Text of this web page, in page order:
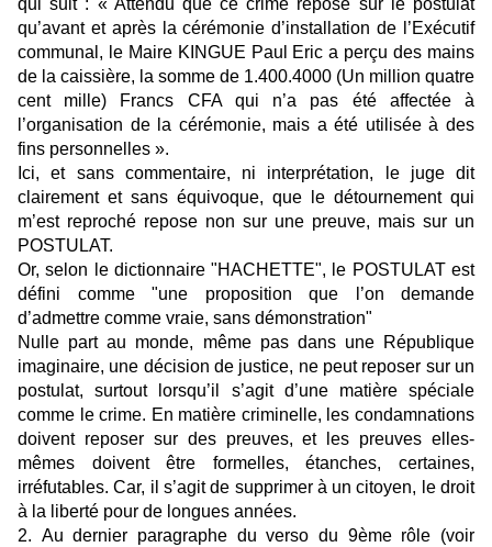
qui suit : « Attendu que ce crime repose sur le postulat
qu’avant et après la cérémonie d’installation de l’Exécutif
communal, le Maire KINGUE Paul Eric a perçu des mains
de la caissière, la somme de 1.400.4000 (Un million quatre
cent mille) Francs CFA qui n’a pas été affectée à
l’organisation de la cérémonie, mais a été utilisée à des
fins personnelles ».
Ici, et sans commentaire, ni interprétation, le juge dit
clairement et sans équivoque, que le détournement qui
m’est reproché repose non sur une preuve, mais sur un
POSTULAT.
Or, selon le dictionnaire "HACHETTE", le POSTULAT est
défini comme "une proposition que l’on demande
d’admettre comme vraie, sans démonstration"
Nulle part au monde, même pas dans une République
imaginaire, une décision de justice, ne peut reposer sur un
postulat, surtout lorsqu’il s’agit d’une matière spéciale
comme le crime. En matière criminelle, les condamnations
doivent reposer sur des preuves, et les preuves elles-
mêmes doivent être formelles, étanches, certaines,
irréfutables. Car, il s’agit de supprimer à un citoyen, le droit
à la liberté pour de longues années.
2. Au dernier paragraphe du verso du 9ème rôle (voir